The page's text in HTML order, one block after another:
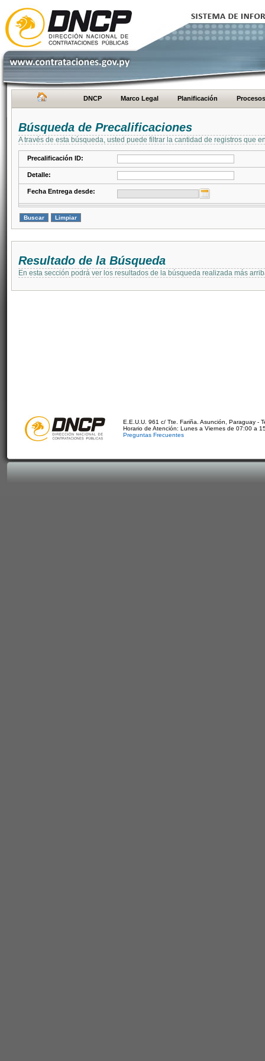
DNCP Marco Legal Planificación Procesos
Búsqueda de Precalificaciones
A través de esta búsqueda, usted puede filtrar la cantidad de registros que
Precalificación ID:
Detalle:
Fecha Entrega desde:
Resultado de la Búsqueda
En esta sección podrá ver los resultados de la búsqueda realizada más
E.E.U.U. 961 c/ Tte. Fariña. Asunción, Paraguay -
Horario de Atención: Lunes a Viernes de 07:00 a
Preguntas Frecuentes